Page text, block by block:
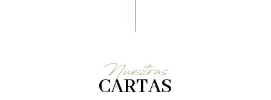
Nuestras
CARTAS